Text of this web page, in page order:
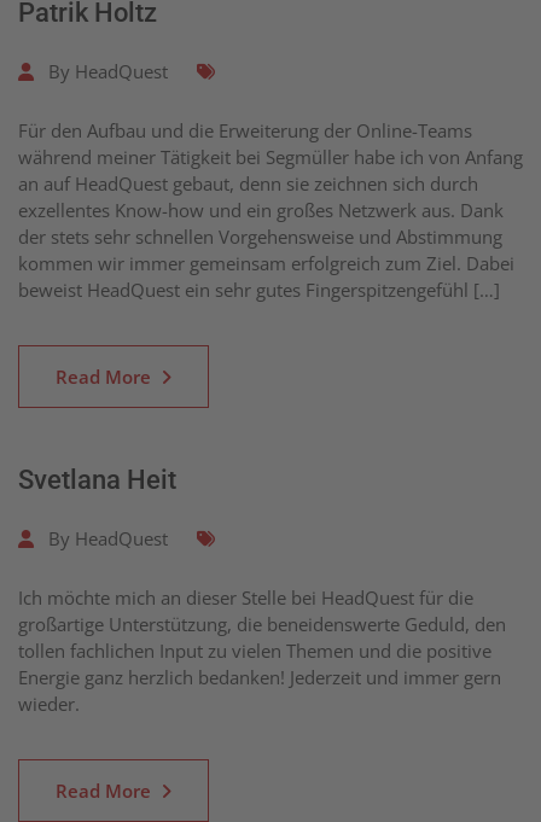
Patrik Holtz
By HeadQuest
Für den Aufbau und die Erweiterung der Online-Teams
während meiner Tätigkeit bei Segmüller habe ich von Anfang
an auf HeadQuest gebaut, denn sie zeichnen sich durch
exzellentes Know-how und ein großes Netzwerk aus. Dank
der stets sehr schnellen Vorgehensweise und Abstimmung
kommen wir immer gemeinsam erfolgreich zum Ziel. Dabei
beweist HeadQuest ein sehr gutes Fingerspitzengefühl […]
Read More
Svetlana Heit
By HeadQuest
Ich möchte mich an dieser Stelle bei HeadQuest für die
großartige Unterstützung, die beneidenswerte Geduld, den
tollen fachlichen Input zu vielen Themen und die positive
Energie ganz herzlich bedanken! Jederzeit und immer gern
wieder.
Read More